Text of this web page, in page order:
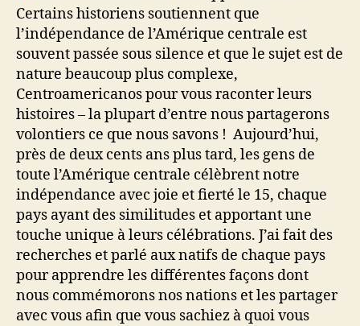
Certains historiens soutiennent que
l’indépendance de l’Amérique centrale est
souvent passée sous silence et que le sujet est de
nature beaucoup plus complexe,
Centroamericanos pour vous raconter leurs
histoires – la plupart d’entre nous partagerons
volontiers ce que nous savons ! Aujourd’hui,
près de deux cents ans plus tard, les gens de
toute l’Amérique centrale célèbrent notre
indépendance avec joie et fierté le 15, chaque
pays ayant des similitudes et apportant une
touche unique à leurs célébrations. J’ai fait des
recherches et parlé aux natifs de chaque pays
pour apprendre les différentes façons dont
nous commémorons nos nations et les partager
avec vous afin que vous sachiez à quoi vous